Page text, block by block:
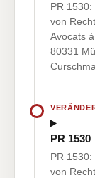
PR
von
Avocats
80331
PR 1530
PR
von